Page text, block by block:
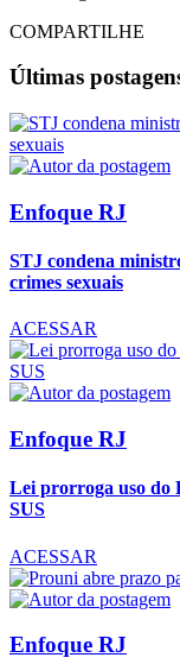
COMPARTILHE
Últimas
Enfoque RJ
STJ condena
crimes sexuais
ACESSAR
Enfoque RJ
Lei prorroga uso do
SUS
ACESSAR
Enfoque RJ